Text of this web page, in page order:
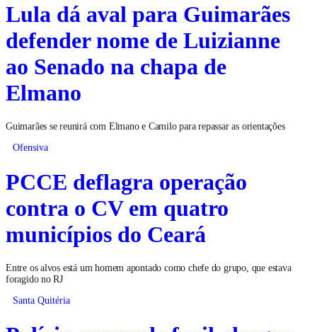
Lula dá aval para Guimarães
defender nome de Luizianne
ao Senado na chapa de
Elmano
Guimarães se reunirá com Elmano e Camilo para repassar as orientações
Ofensiva
PCCE deflagra operação
contra o CV em quatro
municípios do Ceará
Entre os alvos está um homem apontado como chefe do grupo, que estava
foragido no RJ
Santa Quitéria